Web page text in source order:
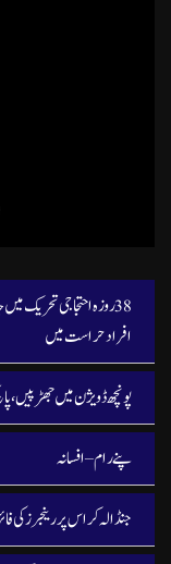
افراد حراست میں
پونچھ ڈویژن میں جھڑپیں،
پنے رام – افسانہ
جنڈالہ کراس پر رینجرز